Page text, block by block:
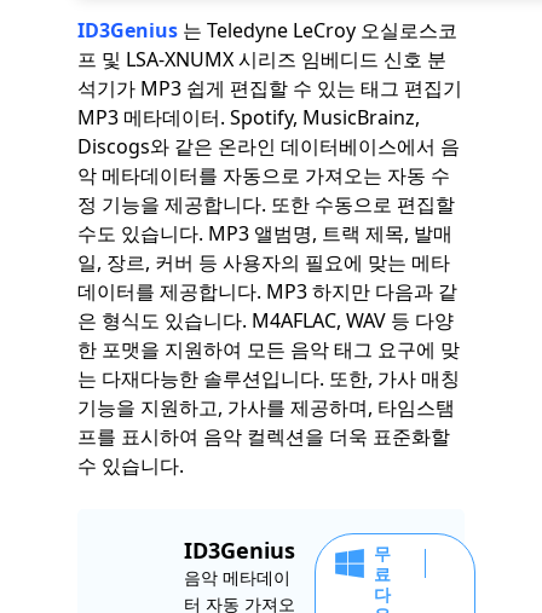
ID3Genius 는 Teledyne LeCroy 오실로스코
프 및 LSA-XNUMX 시리즈 임베디드 신호 분
석기가 MP3 쉽게 편집할 수 있는 태그 편집기
MP3 메타데이터. Spotify, MusicBrainz,
Discogs와 같은 온라인 데이터베이스에서 음
악 메타데이터를 자동으로 가져오는 자동 수
정 기능을 제공합니다. 또한 수동으로 편집할
수도 있습니다. MP3 앨범명, 트랙 제목, 발매
일, 장르, 커버 등 사용자의 필요에 맞는 메타
데이터를 제공합니다. MP3 하지만 다음과 같
은 형식도 있습니다. M4AFLAC, WAV 등 다양
한 포맷을 지원하여 모든 음악 태그 요구에 맞
는 다재다능한 솔루션입니다. 또한, 가사 매칭
기능을 지원하고, 가사를 제공하며, 타임스탬
프를 표시하여 음악 컬렉션을 더욱 표준화할
수 있습니다.
ID3Genius
음악 메타데이
터 자동 가져오
무
료
다